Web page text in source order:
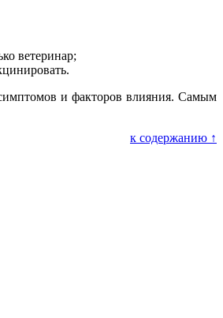
ветеринар;
и факторов влияния. Самым
к содержанию ↑